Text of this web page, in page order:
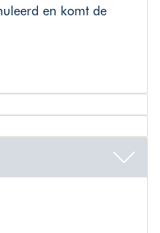
en komt de